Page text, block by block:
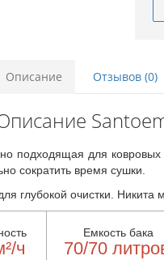
Описание Отзывов (0)
подходящая для
сократить время сушки.
глубокой очистки.
ч
Емкость бака
70/70